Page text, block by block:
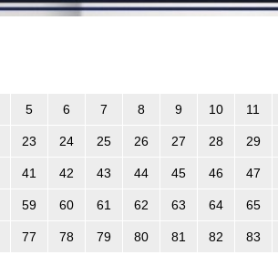
5 6 7 8 9 10 11
23 24 25 26 27 28 29
41 42 43 44 45 46 47
59 60 61 62 63 64 65
77 78 79 80 81 82 83